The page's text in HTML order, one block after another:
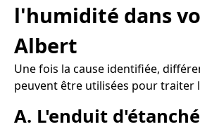
l'humidité dans
Albert
Une fois la cause identifiée,
peuvent être utilisées pour traiter
A. L'enduit